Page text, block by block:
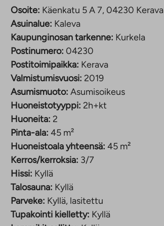
Osoite: Käenkatu 5 A 7, 04230 Kerava
Asuinalue: Kaleva
Kaupunginosan tarkenne: Kurkela
Postinumero: 04230
Postitoimipaikka: Kerava
Valmistumisvuosi: 2019
Asumismuoto: Asumisoikeus
Huoneistotyyppi: 2h+kt
Huoneita: 2
Pinta-ala: 45 m²
Huoneistoala yhteensä: 45 m²
Kerros/kerroksia: 3/7
Hissi: Kyllä
Talosauna: Kyllä
Parveke: Kyllä, lasitettu
Tupakointi kielletty: Kyllä